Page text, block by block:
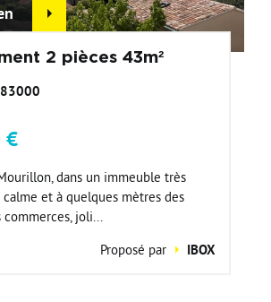
2 pièces 43m²
€
dans un immeuble très
et à quelques mètres des
commerces, joli...
Proposé par
IBOX